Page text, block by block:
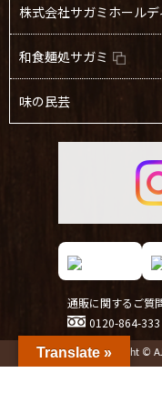
株式会社サガミホールデ
和食麺処サガミ
味の民芸
通販に関するご質
0120-864-333
Copyright ©
Translate »